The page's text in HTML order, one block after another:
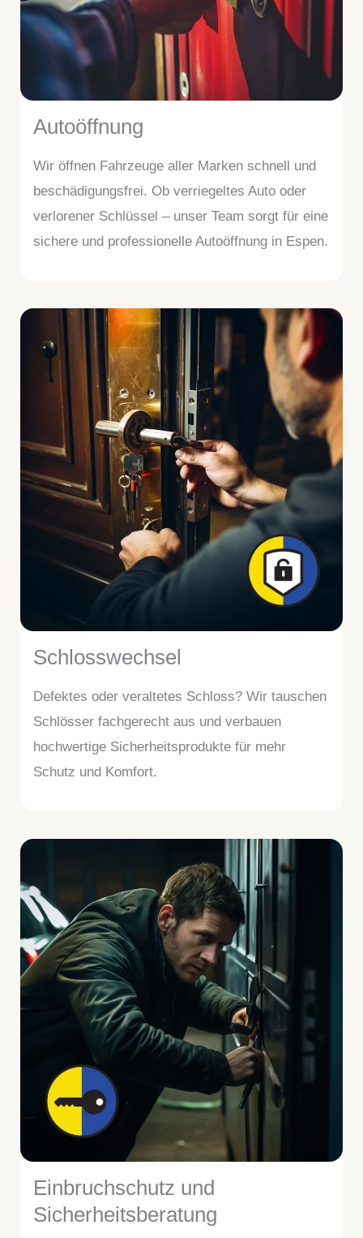
Autoöffnung
Wir öffnen Fahrzeuge aller Marken schnell und
beschädigungsfrei. Ob verriegeltes Auto oder
verlorener Schlüssel – unser Team sorgt für eine
sichere und professionelle Autoöffnung in Espen.
Schlosswechsel
Defektes oder veraltetes Schloss? Wir tauschen
Schlösser fachgerecht aus und verbauen
hochwertige Sicherheitsprodukte für mehr
Schutz und Komfort.
Einbruchschutz und
Sicherheitsberatung